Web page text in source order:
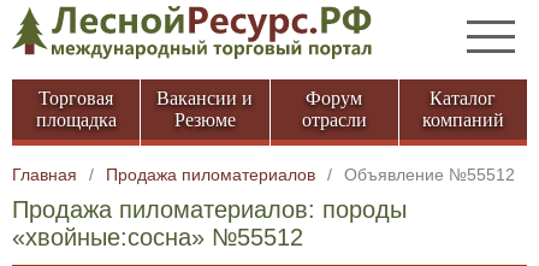
Торговая
площадка
Вакансии и
Резюме
Форум
отрасли
Каталог
компаний
Главная / Продажа пиломатериалов / Объявление №55512
Продажа пиломатериалов: породы
«хвойные:сосна» №55512